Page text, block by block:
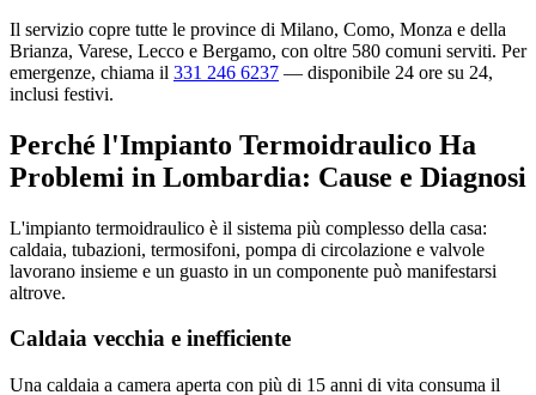
Il servizio copre tutte le province di Milano, Como, Monza e della
Brianza, Varese, Lecco e Bergamo, con oltre 580 comuni serviti. Per
emergenze, chiama il 331 246 6237 — disponibile 24 ore su 24,
inclusi festivi.
Perché l'Impianto Termoidraulico Ha
Problemi in Lombardia: Cause e Diagnosi
L'impianto termoidraulico è il sistema più complesso della casa:
caldaia, tubazioni, termosifoni, pompa di circolazione e valvole
lavorano insieme e un guasto in un componente può manifestarsi
altrove.
Caldaia vecchia e inefficiente
Una caldaia a camera aperta con più di 15 anni di vita consuma il